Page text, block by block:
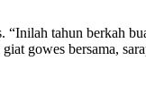
tahun berkah
gowes bersama,